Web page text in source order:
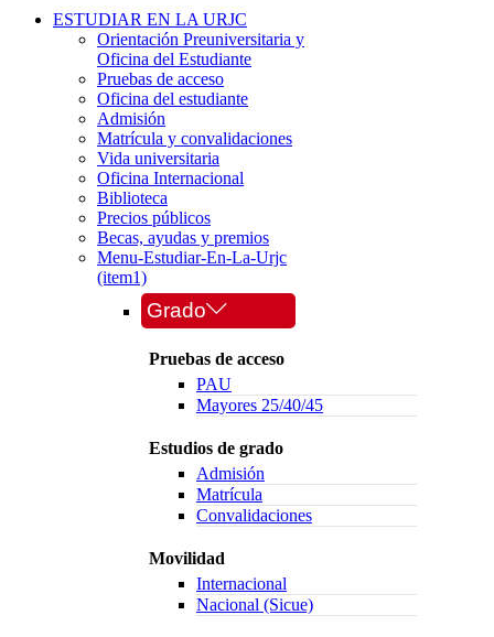
ESTUDIAR EN LA URJC
Orientación Preuniversitaria y
Oficina del Estudiante
Pruebas de acceso
Oficina del estudiante
Admisión
Matrícula y convalidaciones
Vida universitaria
Oficina Internacional
Biblioteca
Precios públicos
Becas, ayudas y premios
Menu-Estudiar-En-La-Urjc
(item1)
Grado
Pruebas de acceso
PAU
Mayores 25/40/45
Estudios de grado
Admisión
Matrícula
Convalidaciones
Movilidad
Internacional
Nacional (Sicue)